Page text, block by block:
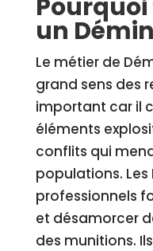
un
Le métier de
grand sens des
important car il
éléments
conflits qui
populations.
professionnels
et désamorcer
des munitions.